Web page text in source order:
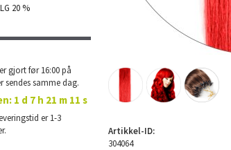
20 %
gjort før 16:00 på
sendes samme dag.
1 d 7 h 21 m 10 s
er 1-3
Artikkel-ID:
304064